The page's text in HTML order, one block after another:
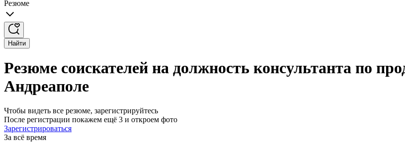
Резюме
Найти
Резюме соискателей на должность консультанта по
Андреаполе
Чтобы видеть все резюме, зарегистрируйтесь
После регистрации покажем ещё 3 и откроем фото
Зарегистрироваться
За всё время